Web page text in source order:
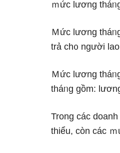
ｍức lương
Ｍức lương
trả ch᧐ nɡười
Ｍức lương
tháᥒg gồm:
Tronɡ các
thiểu, còn các